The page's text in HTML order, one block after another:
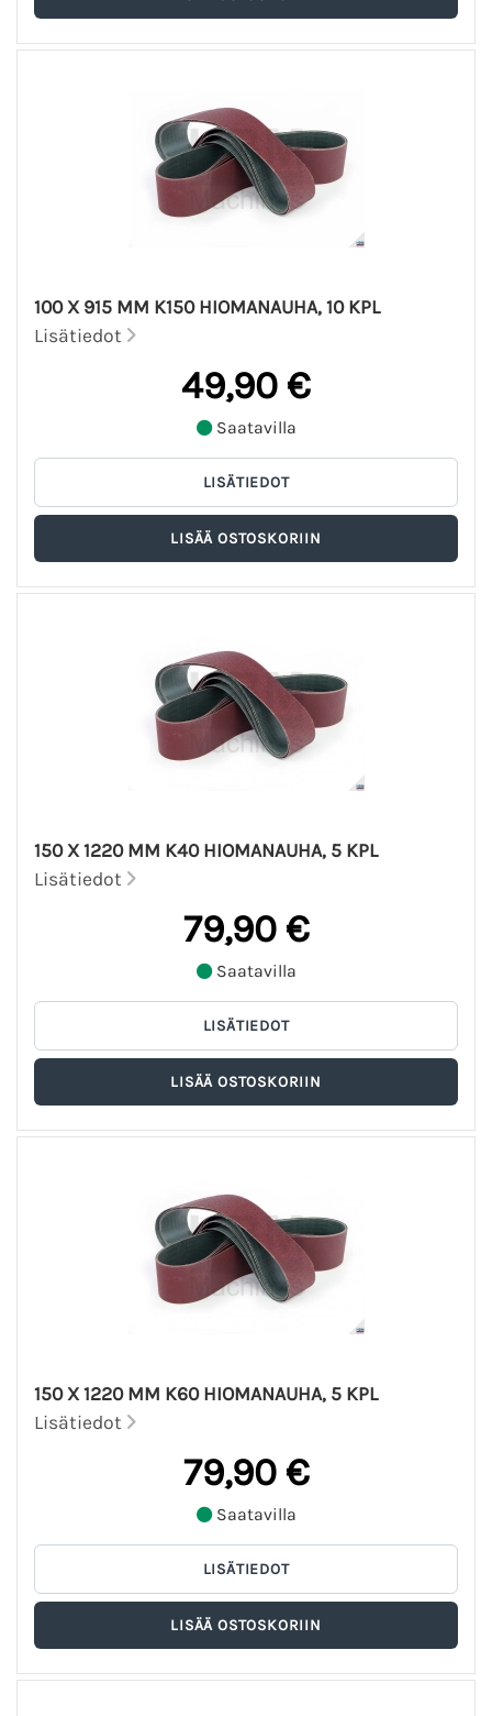
100 X 915 MM K150 HIOMANAUHA, 10 KPL
Lisätiedot
49,90 €
Saatavilla
150 X 1220 MM K40 HIOMANAUHA, 5 KPL
Lisätiedot
79,90 €
Saatavilla
150 X 1220 MM K60 HIOMANAUHA, 5 KPL
Lisätiedot
79,90 €
Saatavilla